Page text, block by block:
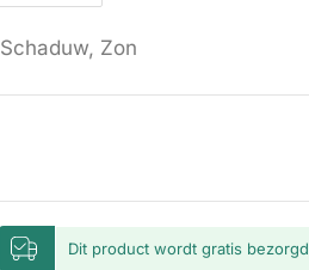
Schaduw, Zon
Dit product wordt gratis bezorgd